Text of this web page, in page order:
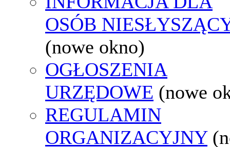
OSÓB
(nowe okno)
OGŁOSZENIA
URZĘDOWE (nowe
REGULAMIN
ORGANIZACYJNY